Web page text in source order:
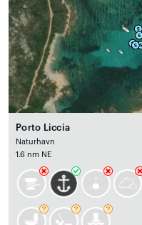
Porto Liccia
Naturhavn
1.6 nm NE